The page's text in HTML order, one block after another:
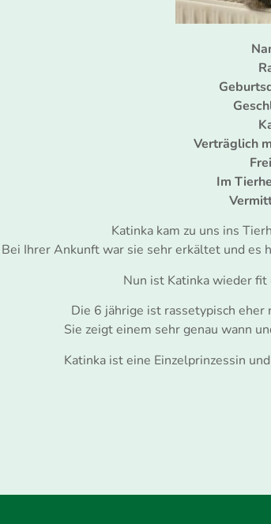
Verträglich
Im
Katinka kam zu uns ins
Bei Ihrer Ankunft war sie sehr erkältet und es
Nun ist Katinka wieder fit
Die 6 jährige ist rassetypisch eher
Sie zeigt einem sehr genau wann
Katinka ist eine Einzelprinzessin